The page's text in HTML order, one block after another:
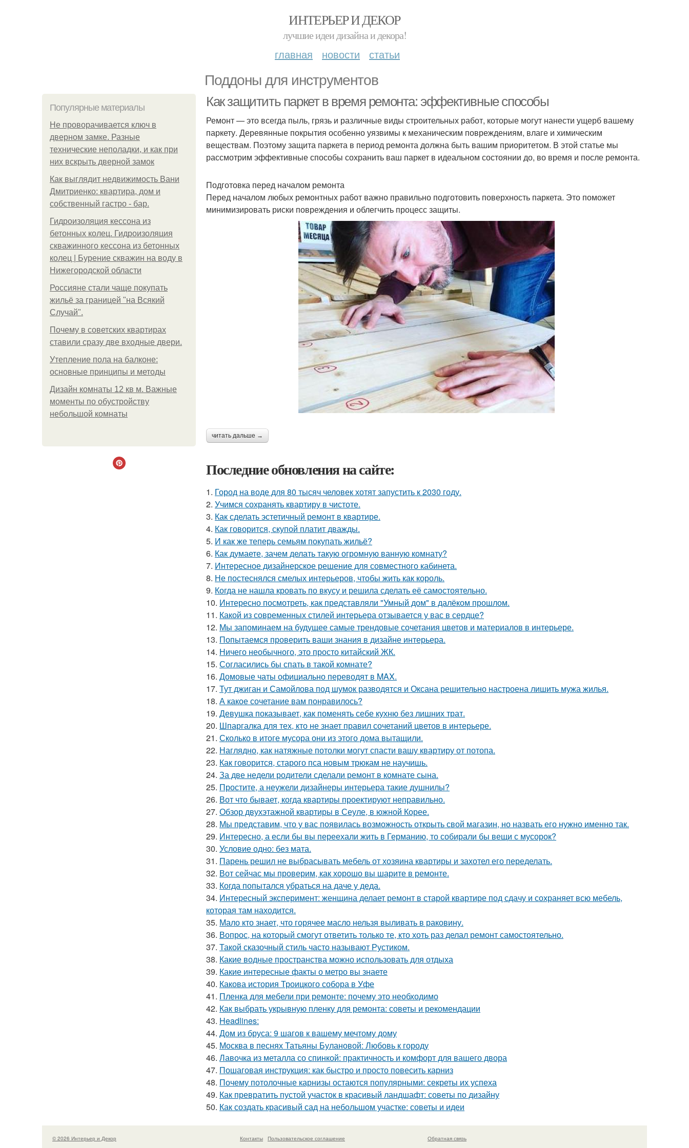
ИНТЕРЬЕР И ДЕКОР
лучшие идеи дизайна и декора!
главная новости статьи
Поддоны для инструментов
Популярные материалы
Не проворачивается ключ в
дверном замке. Разные
технические неполадки, и как при
них вскрыть дверной замок
Как выглядит недвижимость Вани
Дмитриенко: квартира, дом и
собственный гастро - бар.
Гидроизоляция кессона из
бетонных колец. Гидроизоляция
скважинного кессона из бетонных
колец | Бурение скважин на воду в
Нижегородской области
Россияне стали чаще покупать
жильё за границей "на Всякий
Случай".
Почему в советских квартирах
ставили сразу две входные двери.
Утепление пола на балконе:
основные принципы и методы
Дизайн комнаты 12 кв м. Важные
моменты по обустройству
небольшой комнаты
Как защитить паркет в время ремонта: эффективные способы
Ремонт — это всегда пыль, грязь и различные виды строительных работ, которые могут нанести ущерб вашему
паркету. Деревянные покрытия особенно уязвимы к механическим повреждениям, влаге и химическим
веществам. Поэтому защита паркета в период ремонта должна быть вашим приоритетом. В этой статье мы
рассмотрим эффективные способы сохранить ваш паркет в идеальном состоянии до, во время и после ремонта.
Подготовка перед началом ремонта
Перед началом любых ремонтных работ важно правильно подготовить поверхность паркета. Это поможет
минимизировать риски повреждения и облегчить процесс защиты.
читать дальше →
Последние обновления на сайте:
1. Город на воде для 80 тысяч человек хотят запустить к 2030 году.
2. Учимся сохранять квартиру в чистоте.
3. Как сделать эстетичный ремонт в квартире.
4. Как говорится, скупой платит дважды.
5. И как же теперь семьям покупать жильё?
6. Как думаете, зачем делать такую огромную ванную комнату?
7. Интересное дизайнерское решение для совместного кабинета.
8. Не постеснялся смелых интерьеров, чтобы жить как король.
9. Когда не нашла кровать по вкусу и решила сделать её самостоятельно.
10. Интересно посмотреть, как представляли "Умный дом" в далёком прошлом.
11. Какой из современных стилей интерьера отзывается у вас в сердце?
12. Мы запоминаем на будущее самые трендовые сочетания цветов и материалов в интерьере.
13. Попытаемся проверить ваши знания в дизайне интерьера.
14. Ничего необычного, это просто китайский ЖК.
15. Согласились бы спать в такой комнате?
16. Домовые чаты официально переводят в MAX.
17. Тут джиган и Самойлова под шумок разводятся и Оксана решительно настроена лишить мужа жилья.
18. А какое сочетание вам понравилось?
19. Девушка показывает, как поменять себе кухню без лишних трат.
20. Шпаргалка для тех, кто не знает правил сочетаний цветов в интерьере.
21. Сколько в итоге мусора они из этого дома вытащили.
22. Наглядно, как натяжные потолки могут спасти вашу квартиру от потопа.
23. Как говорится, старого пса новым трюкам не научишь.
24. За две недели родители сделали ремонт в комнате сына.
25. Простите, а неужели дизайнеры интерьера такие душнилы?
26. Вот что бывает, когда квартиры проектируют неправильно.
27. Обзор двухэтажной квартиры в Сеуле, в южной Корее.
28. Мы представим, что у вас появилась возможность открыть свой магазин, но назвать его нужно именно так.
29. Интересно, а если бы вы переехали жить в Германию, то собирали бы вещи с мусорок?
30. Условие одно: без мата.
31. Парень решил не выбрасывать мебель от хозяина квартиры и захотел его переделать.
32. Вот сейчас мы проверим, как хорошо вы шарите в ремонте.
33. Когда попытался убраться на даче у деда.
34. Интересный эксперимент: женщина делает ремонт в старой квартире под сдачу и сохраняет всю мебель,
которая там находится.
35. Мало кто знает, что горячее масло нельзя выливать в раковину.
36. Вопрос, на который смогут ответить только те, кто хоть раз делал ремонт самостоятельно.
37. Такой сказочный стиль часто называют Рустиком.
38. Какие водные пространства можно использовать для отдыха
39. Какие интересные факты о метро вы знаете
40. Какова история Троицкого собора в Уфе
41. Пленка для мебели при ремонте: почему это необходимо
42. Как выбрать укрывную пленку для ремонта: советы и рекомендации
43. Headlines:
44. Дом из бруса: 9 шагов к вашему мечтому дому
45. Москва в песнях Татьяны Булановой: Любовь к городу
46. Лавочка из металла со спинкой: практичность и комфорт для вашего двора
47. Пошаговая инструкция: как быстро и просто повесить карниз
48. Почему потолочные карнизы остаются популярными: секреты их успеха
49. Как превратить пустой участок в красивый ландшафт: советы по дизайну
50. Как создать красивый сад на небольшом участке: советы и идеи
© 2026 Интерьер и Декор Контакты
Пользовательское соглашение
Обратная связь